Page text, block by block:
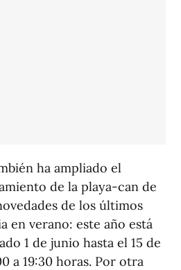
ha ampliado el
de la playa-can de
de los últimos
en verano: este año está
1 de junio hasta el 15 de
a 19:30 horas. Por otra